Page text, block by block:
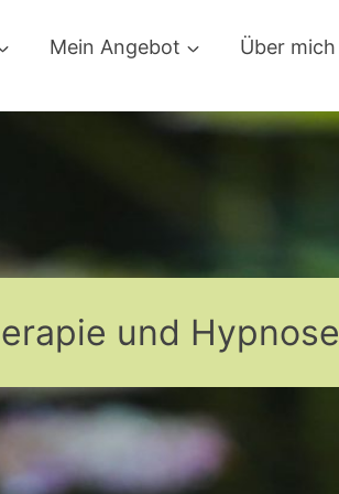
Mein Angebot Über mich
und Hypnose